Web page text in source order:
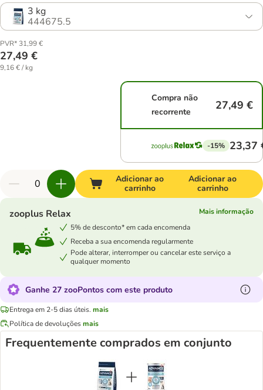
3 kg
444675.5
PVR* 31,99 €
27,49 €
9,16 € / kg
Compra não
recorrente
27,49 €
-15% 23,37
Adicionar ao
carrinho
Adicionar ao
carrinho
zooplus Relax
Mais informação
5% de desconto* em cada encomenda
Receba a sua encomenda regularmente
Pode alterar, interromper ou cancelar este serviço a
qualquer momento
Ganhe 27 zooPontos com este produto
Entrega em 2-5 dias úteis. mais
Política de devoluçõesmais
Frequentemente comprados em conjunto